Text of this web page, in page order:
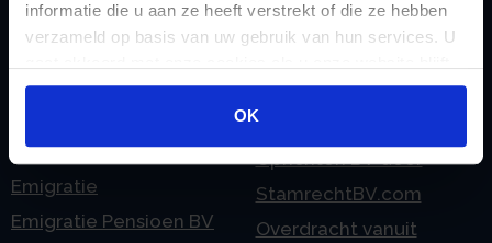
informatie die u aan ze heeft verstrekt of die ze hebben
verzameld op basis van uw gebruik van hun services. U
gebruiken.
OK
Checklist IB 2025 (Word)
Stamrecht BV
Emigratie
Emigratie Pensioen BV
Ontbinden Stamrecht
Onzakelijke lening
Stamrecht BV
Oprichten BV door
StamrechtBV.com
Overdracht vanuit